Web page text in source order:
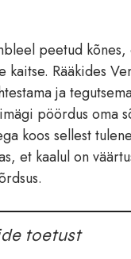
peetud kõnes,
Rääkides
ja
pöördus oma
koos sellest
et kaalul on
toetust